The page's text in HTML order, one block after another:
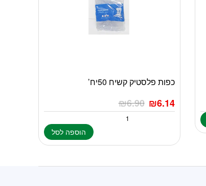
כפות פלסטיק קשיח 50יח’
₪6.90 ₪6.14
הוספה לסל